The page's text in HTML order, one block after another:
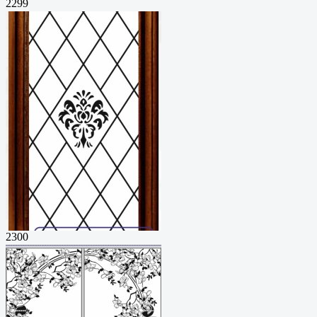
2299
2300